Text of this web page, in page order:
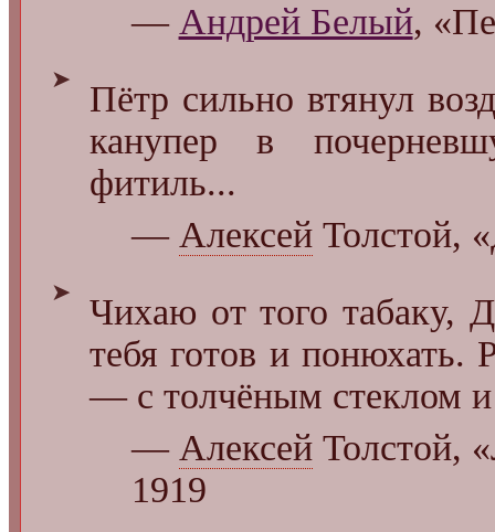
— Андрей Белый,
➤
Пётр сильно втянул
канупер в
фитиль...
— АлексейТолстой,
➤
Чихаю от того табаку,
тебя готов и понюхать.
— с толчёным стеклом
— АлексейТолстой,
1919